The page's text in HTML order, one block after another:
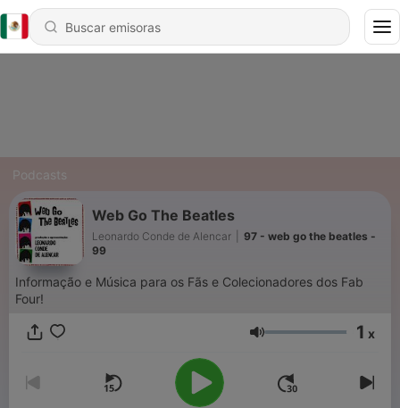
Podcasts
Web Go The Beatles
Leonardo Conde de Alencar
97 - web go the beatles -
99
Informação e Música para os Fãs e Colecionadores dos Fab
Four!
Volumen 1 x